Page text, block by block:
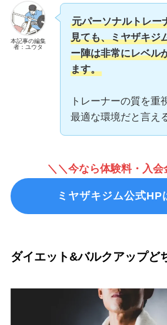
本記事の編集
者：ユウタ
元パーソナルトレー
見ても、ミヤザキジ
ー陣は非常にレベル
ます。
トレーナーの質を重
最適な環境だと言え
＼＼今なら体験料・入会
ミヤザキジム公式HP
ダイエット&バルクアップど